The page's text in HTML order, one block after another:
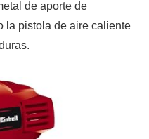
de aporte de
la pistola de aire caliente